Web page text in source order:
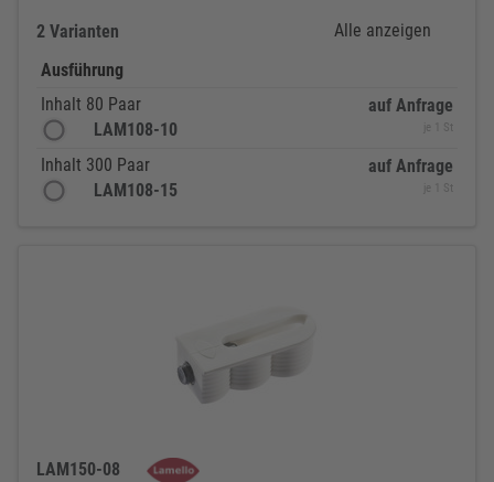
2 Varianten
Alle anzeigen
Ausführung
Inhalt 80 Paar
LAM108-10
auf Anfrage
je 1 St
Inhalt 300 Paar
LAM108-15
auf Anfrage
je 1 St
LAM150-08